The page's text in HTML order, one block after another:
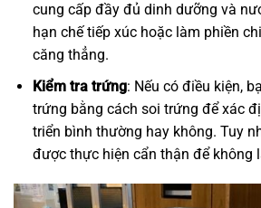
cung cấp đầy đủ dinh dưỡng và
hạn chế tiếp xúc hoặc làm phiền
căng thẳng.
Kiểm tra trứng: Nếu có điều kiện,
trứng bằng cách soi trứng để xác
triển bình thường hay không. Tuy
được thực hiện cẩn thận để không